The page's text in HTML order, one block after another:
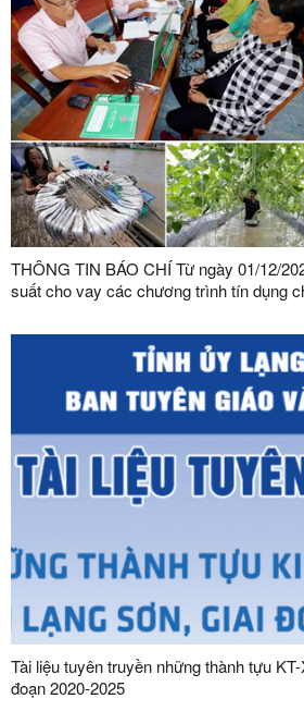
THÔNG TIN BÁO CHÍ Từ ngày 01/12/
suất cho vay các chương trình tín dụng
Tài liệu tuyên truyền những thành tựu
đoạn 2020-2025